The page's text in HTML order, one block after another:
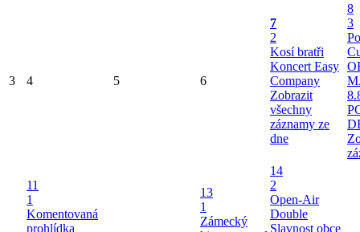
3 4 5 6
7
2
Kosí bratři
Koncert Easy
Company
Zobrazit
všechny
záznamy ze
dne
8
3
11
1
Komentovaná
prohlídka
13
1
Zámecký
14
2
Open-Air
Double
Slavnost obce